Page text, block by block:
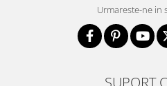
Urmareste-ne in
SUPORT